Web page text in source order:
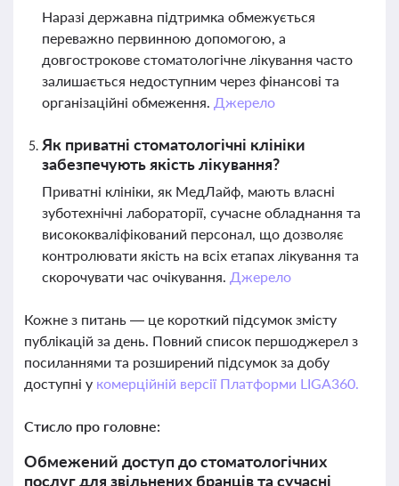
Наразі державна підтримка обмежується
переважно первинною допомогою, а
довгострокове стоматологічне лікування часто
залишається недоступним через фінансові та
організаційні обмеження. Джерело
Як приватні стоматологічні клініки
забезпечують якість лікування?
Приватні клініки, як МедЛайф, мають власні
зуботехнічні лабораторії, сучасне обладнання та
висококваліфікований персонал, що дозволяє
контролювати якість на всіх етапах лікування та
скорочувати час очікування. Джерело
Кожне з питань — це короткий підсумок змісту
публікацій за день. Повний список першоджерел з
посиланнями та розширений підсумок за добу
доступні у комерційній версії Платформи LIGA360.
Стисло про головне:
Обмежений доступ до стоматологічних
послуг для звільнених бранців та сучасні